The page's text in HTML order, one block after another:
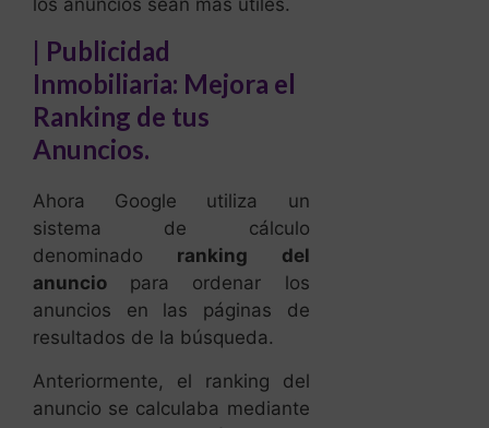
los anuncios sean más útiles.
| Publicidad
Inmobiliaria: Mejora el
Ranking de tus
Anuncios.
Ahora Google utiliza un
sistema de cálculo
denominado ranking del
anuncio para ordenar los
anuncios en las páginas de
resultados de la búsqueda.
Anteriormente, el ranking del
anuncio se calculaba mediante